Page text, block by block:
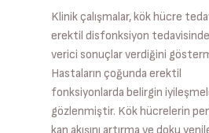
Klinik çalışmalar, kök hücre
erektil disfonksiyon
verici sonuçlar verdiğini
Hastaların çoğunda erektil
fonksiyonlarda belirgin
gözlenmiştir. Kök hücrelerin